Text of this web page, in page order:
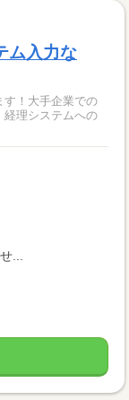
ム入力な
す！大手企業での
理システムへの
...